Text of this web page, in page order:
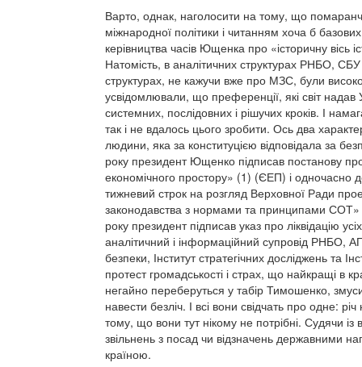
Варто, однак, наголосити на тому, що
міжнародної політики і читанням хоча б
керівництва часів Ющенка про «історичну вісь
Натомість, в аналітичних структурах РНБО, СБУ
структурах, не кажучи вже про МЗС, були
усвідомлювали, що преференції, які світ надав
системних, послідовних і рішучих кроків. І
так і не вдалось цього зробити. Ось два
людини, яка за конституцією відповідала за
року президент Ющенко підписав постанову
економічного простору» (1) (ЄЕП) і одночасно
тижневий строк на розгляд Верховної Ради
законодавства з нормами та принципами
року президент підписав указ про ліквідацію
аналітичний і інформаційний супровід РНБО,
безпеки, Інститут стратегічних досліджень та
протест громадськості і страх, що найкращі в
негайно переберуться у табір Тимошенко,
навести безліч. І всі вони свідчать про одне:
тому, що вони тут нікому не потрібні. Судячи
звільнень з посад чи відзначень державними
країною.